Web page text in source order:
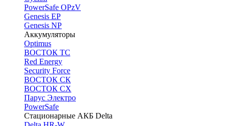
PowerSafe OPzV
Genesis EP
Genesis NP
Аккумуляторы
Optimus
ВОСТОК ТС
Red Energy
Security Force
ВОСТОК СК
ВОСТОК СХ
Парус Электро
PowerSafe
Стационарные АКБ Delta